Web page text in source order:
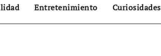
Entretenimiento Curiosidades